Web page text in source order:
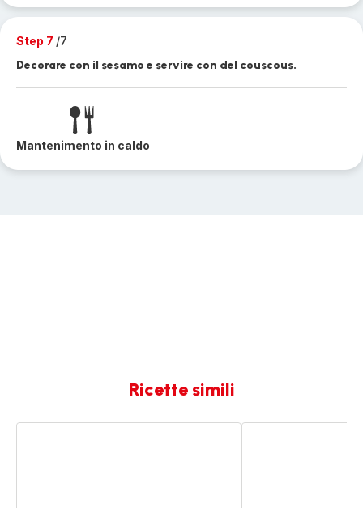
Step 7 /7
Decorare con il sesamo e servire con del couscous.
Mantenimento in caldo
Ricette simili